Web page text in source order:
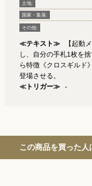
土地:
国家・集落:
その他:
≪テキスト≫
【起動
し、自分の手札1枚を
ら特徴《クロスギルド
登場させる。
≪トリガー≫
-
この商品を買った